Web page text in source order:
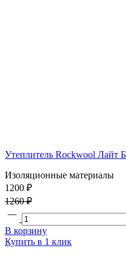
Утеплитель Rockwool Лайт
Изоляционные материалы
1200 ₽
1260 ₽
В корзину
Купить в 1 клик